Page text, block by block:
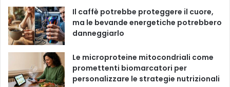
Il caffè potrebbe proteggere il cuore,
ma le bevande energetiche potrebbero
danneggiarlo
Le microproteine ​​mitocondriali come
promettenti biomarcatori per
personalizzare le strategie nutrizionali